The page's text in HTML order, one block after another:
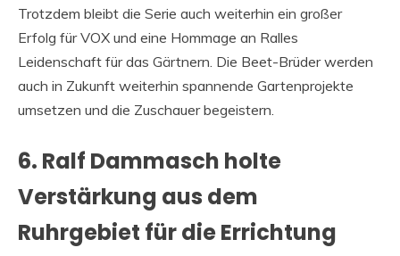
Trotzdem bleibt die Serie auch weiterhin ein großer
Erfolg für VOX und eine Hommage an Ralles
Leidenschaft für das Gärtnern. Die Beet-Brüder werden
auch in Zukunft weiterhin spannende Gartenprojekte
umsetzen und die Zuschauer begeistern.
6. Ralf Dammasch holte
Verstärkung aus dem
Ruhrgebiet für die Errichtung